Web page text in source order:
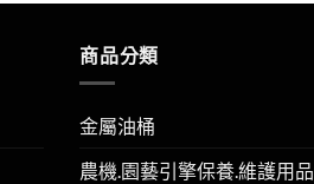
商品分類
金屬油桶
農機.園藝引擎保養.維護用品